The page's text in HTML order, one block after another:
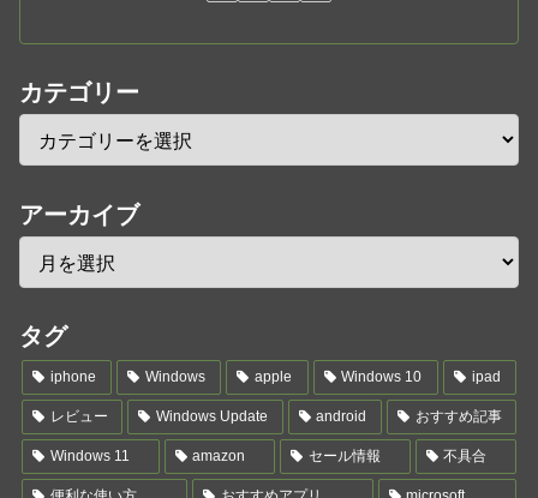
カテゴリー
アーカイブ
タグ
iphone Windows apple Windows 10 ipad
レビュー Windows Update android おすすめ記事
Windows 11 amazon セール情報 不具合